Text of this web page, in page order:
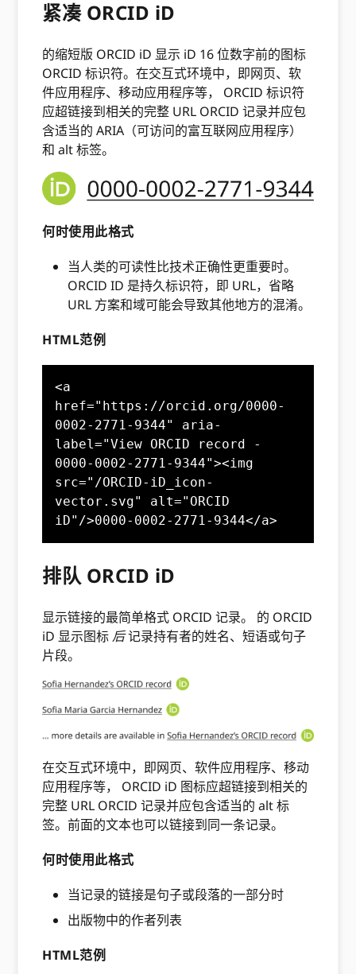
紧凑 ORCID iD
的缩短版 ORCID iD 显示 iD 16 位数字前的图标
ORCID 标识符。在交互式环境中，即网页、软
件应用程序、移动应用程序等， ORCID 标识符
应超链接到相关的完整 URL ORCID 记录并应包
含适当的 ARIA（可访问的富互联网应用程序）
和 alt 标签。
何时使用此格式
当人类的可读性比技术正确性更重要时。
ORCID ID 是持久标识符，即 URL，省略
URL 方案和域可能会导致其他地方的混淆。
HTML范例
<a
href="https://orcid.org/0000-
0002-2771-9344" aria-
label="View ORCID record -
0000-0002-2771-9344"><img
src="/ORCID-iD_icon-
vector.svg" alt="ORCID
iD"/>0000-0002-2771-9344</a>
排队 ORCID iD
显示链接的最简单格式 ORCID 记录。 的 ORCID
iD 显示图标 后记录持有者的姓名、短语或句子
片段。
在交互式环境中，即网页、软件应用程序、移动
应用程序等， ORCID iD 图标应超链接到相关的
完整 URL ORCID 记录并应包含适当的 alt 标
签。前面的文本也可以链接到同一条记录。
何时使用此格式
当记录的链接是句子或段落的一部分时
出版物中的作者列表
HTML范例